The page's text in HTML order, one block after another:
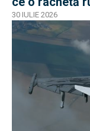
30 IULIE 2026